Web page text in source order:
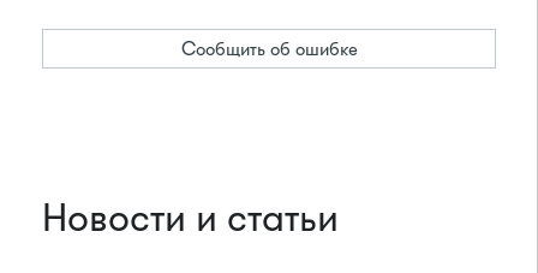
Сообщить об ошибке
Новости и статьи